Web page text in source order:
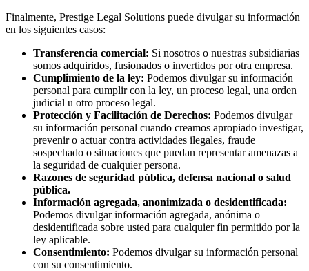
Finalmente, Prestige Legal Solutions puede divulgar su información
en los siguientes casos:
Transferencia comercial: Si nosotros o nuestras subsidiarias
somos adquiridos, fusionados o invertidos por otra empresa.
Cumplimiento de la ley: Podemos divulgar su información
personal para cumplir con la ley, un proceso legal, una orden
judicial u otro proceso legal.
Protección y Facilitación de Derechos: Podemos divulgar
su información personal cuando creamos apropiado investigar,
prevenir o actuar contra actividades ilegales, fraude
sospechado o situaciones que puedan representar amenazas a
la seguridad de cualquier persona.
Razones de seguridad pública, defensa nacional o salud
pública.
Información agregada, anonimizada o desidentificada:
Podemos divulgar información agregada, anónima o
desidentificada sobre usted para cualquier fin permitido por la
ley aplicable.
Consentimiento: Podemos divulgar su información personal
con su consentimiento.